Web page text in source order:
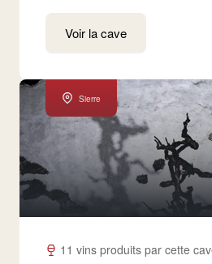
Voir la cave
Sierre
11 vins produits par cette